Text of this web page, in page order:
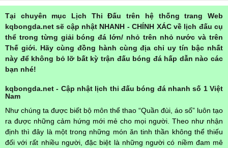
Tại chuyên mục Lịch Thi Đấu trên hệ thống trang Web
kqbongda.net sẽ cập nhật NHANH - CHÍNH XÁC về lịch đấu cụ
thể trong từng giải bóng đá lớn/ nhỏ trên nhỏ nước và trên
Thế giới. Hãy cùng đồng hành cùng địa chỉ uy tín bậc nhất
này để không bỏ lỡ bất kỳ trận đấu bóng đá hấp dẫn nào các
bạn nhé!
kqbongda.net - Cập nhật lịch thi đấu bóng đá nhanh số 1 Việt
Nam
Như chúng ta được biết bộ môn thể thao “Quần đùi, áo số” luôn tạo
ra được những cảm hứng mới mẻ cho mọi người. Theo như nhận
định thì đây là một trong những món ăn tinh thần không thể thiếu
đối với rất nhiều người, đặc biệt là những người có niềm đam mê